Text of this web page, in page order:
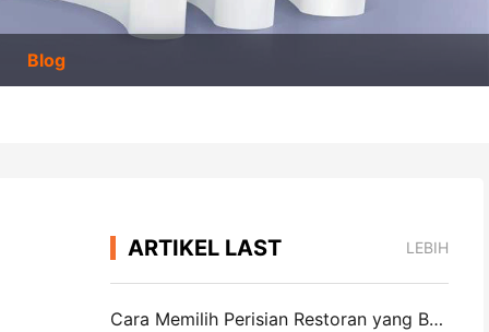
Blog
ARTIKEL LAST LEBIH
Cara Memilih Perisian Restoran yang Betul untuk Restoran Saiz Kecil atau Pertengahan Anda